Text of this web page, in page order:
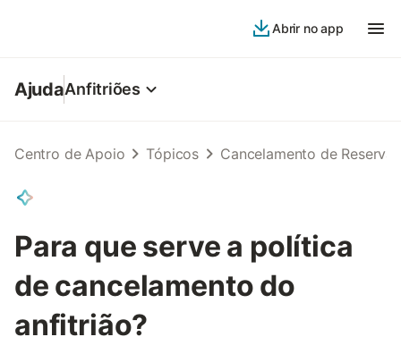
Abrir no app
AjudaAnfitriões
Centro de Apoio Tópicos Cancelamento de Reserva
Para que serve a política
de cancelamento do
anfitrião?